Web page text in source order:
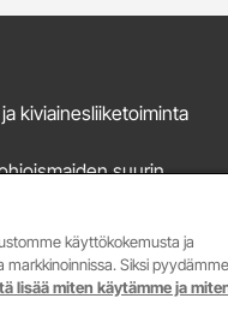
kiviainesliiketoiminta
suurin
Suomessa betonin
ja myynti sekä
käyttökokemusta ja
Siksi pyydämme
lisää miten käytämme ja